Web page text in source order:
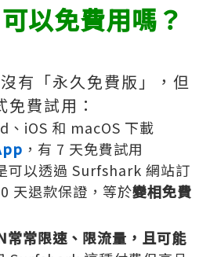
以免費用嗎？
有「永久免費版」，但
費試用：
、iOS 和 macOS 下載
，有 7 天免費試用
可以透過 Surfshark 網站訂
天退款保證，等於變相免費
常常限速、限流量，且可能